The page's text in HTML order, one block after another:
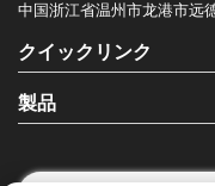
中国浙江省温州市龙港市远
クイックリンク
製品